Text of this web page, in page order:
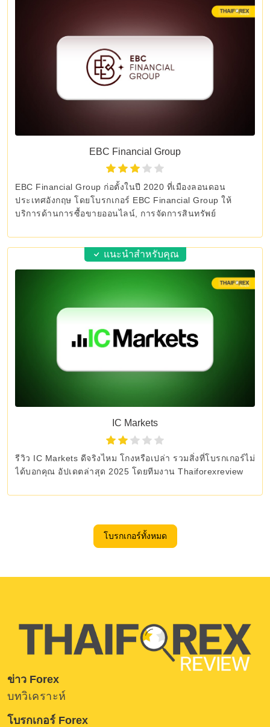
EBC Financial Group
EBC Financial Group ก่อตั้งในปี 2020 ที่เมืองลอนดอน
ประเทศอังกฤษ โดยโบรกเกอร์ EBC Financial Group ให้
บริการด้านการซื้อขายออนไลน์, การจัดการสินทรัพย์
แนะนำสำหรับคุณ
IC Markets
รีวิว IC Markets ดีจริงไหม โกงหรือเปล่า รวมสิ่งที่โบรกเกอร์ไม่
ได้บอกคุณ อัปเดตล่าสุด 2025 โดยทีมงาน Thaiforexreview
โบรกเกอร์ทั้งหมด
ข่าว Forex
บทวิเคราะห์
โบรกเกอร์ Forex